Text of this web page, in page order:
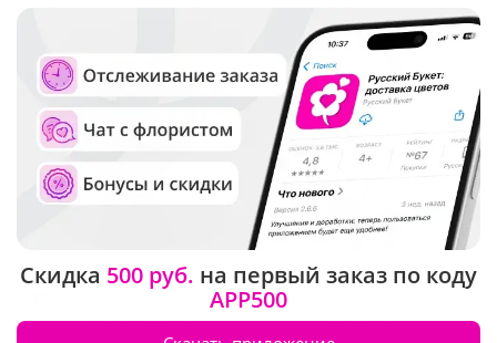
Букет "Осенний романс"
Букет "Орхидейная
Скидка 500 руб. на первый заказ по коду
APP500